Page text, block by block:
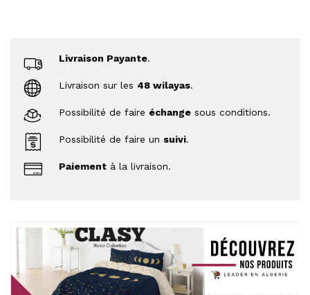
Livraison Payante.
Livraison sur les 48 wilayas.
Possibilité de faire échange sous conditions.
Possibilité de faire un suivi.
Paiement à la livraison.